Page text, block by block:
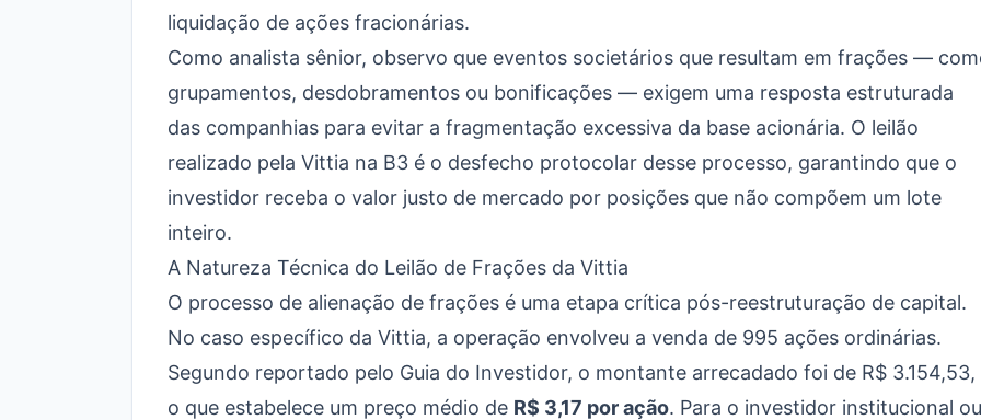
liquidação de ações fracionárias.
Como analista sênior, observo que eventos societários que resultam em frações —
grupamentos, desdobramentos ou bonificações — exigem uma resposta estruturada
das companhias para evitar a fragmentação excessiva da base acionária. O leilão
realizado pela Vittia na B3 é o desfecho protocolar desse processo, garantindo que o
investidor receba o valor justo de mercado por posições que não compõem um lote
inteiro.
A Natureza Técnica do Leilão de Frações da Vittia
O processo de alienação de frações é uma etapa crítica pós-reestruturação de capital.
No caso específico da Vittia, a operação envolveu a venda de 995 ações ordinárias.
Segundo reportado pelo Guia do Investidor, o montante arrecadado foi de R$ 3.154,53,
o que estabelece um preço médio de R$ 3,17 por ação. Para o investidor institucional ou